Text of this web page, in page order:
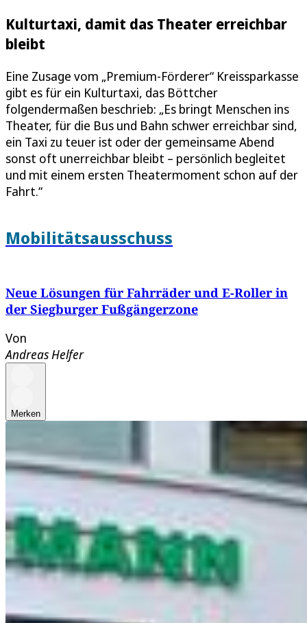
Kulturtaxi, damit das Theater erreichbar
bleibt
Eine Zusage vom „Premium-Förderer“ Kreissparkasse
gibt es für ein Kulturtaxi, das Böttcher
folgendermaßen beschrieb: „Es bringt Menschen ins
Theater, für die Bus und Bahn schwer erreichbar sind,
ein Taxi zu teuer ist oder der gemeinsame Abend
sonst oft unerreichbar bleibt – persönlich begleitet
und mit einem ersten Theatermoment schon auf der
Fahrt.“
Mobilitätsausschuss
Neue Lösungen für Fahrräder und E-Roller in
der Siegburger Fußgängerzone
Von
Andreas Helfer
Merken